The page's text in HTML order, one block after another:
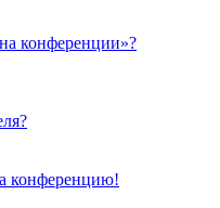
конференции»?
конференцию!